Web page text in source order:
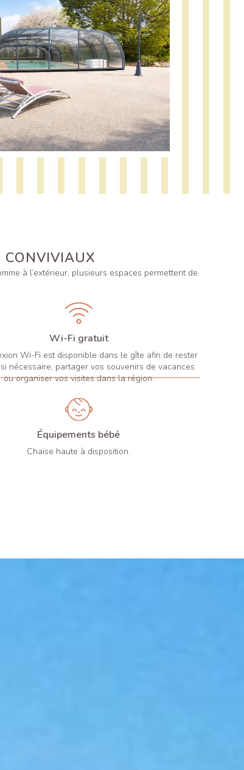
CONVIVIAUX
à l’extérieur, plusieurs espaces permettent de
Wi-Fi gratuit
Wi-Fi est disponible dans le gîte afin de rester
nécessaire, partager vos souvenirs de vacances
ou organiser vos visites dans la région.
Équipements bébé
Chaise haute à disposition.